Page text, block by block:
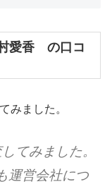
愛香 の口コ
みました。
てみました。
運営会社につ